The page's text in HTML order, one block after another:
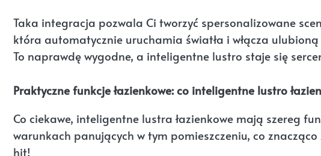
Taka integracja pozwala Ci tworzyć spersonalizowane
która automatycznie uruchamia światła i włącza ulubioną
To naprawdę wygodne, a inteligentne lustro staje się
Praktyczne funkcje łazienkowe: co inteligentne lustro
Co ciekawe, inteligentne lustra łazienkowe mają szereg
warunkach panujących w tym pomieszczeniu, co
hit!